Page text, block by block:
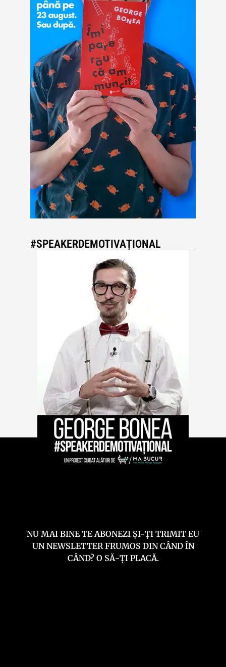
#SPEAKERDEMOTIVAȚIONAL
NU MAI BINE TE ABONEZI ȘI-ȚI TRIMIT EU
UN NEWSLETTER FRUMOS DIN CÂND ÎN
CÂND? O SĂ-ȚI PLACĂ.